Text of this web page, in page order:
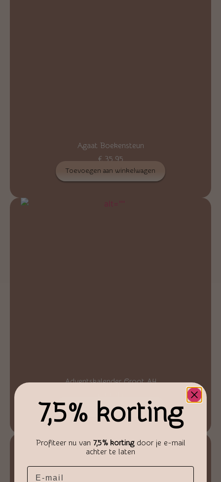
Agaat Boekensteun
€35,95
Toevoegen aan winkelwagen
Adventskalender Groot A4
Toevoegen aan winkelwagen
7,5% korting
Profiteer nu van 7,5% kortingdoor je e-mail
achter te laten
Email